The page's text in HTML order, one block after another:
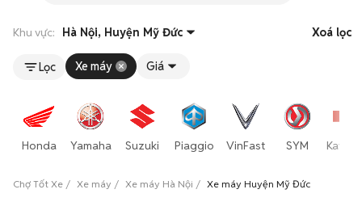
Khu vực: Hà Nội, Huyện Mỹ Đức Xoá lọc
Lọc Xe máy Giá
Honda Yamaha Suzuki Piaggio VinFast SYM
Chợ Tốt Xe Xe máy Xe máy Hà Nội Xe máy Huyện Mỹ Đức